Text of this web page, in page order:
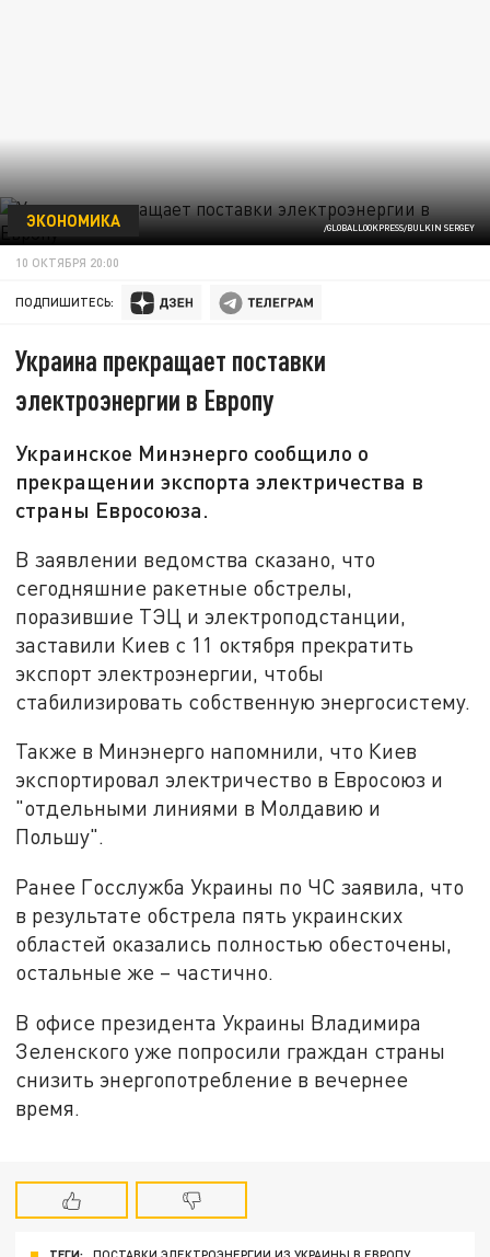
/GLOBALLOOKPRESS/BULKIN SERGEY
ЭКОНОМИКА
10 ОКТЯБРЯ 20:00
ПОДПИШИТЕСЬ:
Украина прекращает поставки
электроэнергии в Европу
Украинское Минэнерго сообщило о
прекращении экспорта электричества в
страны Евросоюза.
В заявлении ведомства сказано, что
сегодняшние ракетные обстрелы,
поразившие ТЭЦ и электроподстанции,
заставили Киев с 11 октября прекратить
экспорт электроэнергии, чтобы
стабилизировать собственную энергосистему.
Также в Минэнерго напомнили, что Киев
экспортировал электричество в Евросоюз и
"отдельными линиями в Молдавию и
Польшу".
Ранее Госслужба Украины по ЧС заявила, что
в результате обстрела пять украинских
областей оказались полностью обесточены,
остальные же – частично.
В офисе президента Украины Владимира
Зеленского уже попросили граждан страны
снизить энергопотребление в вечернее
время.